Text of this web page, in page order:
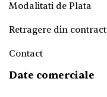
Modalitati de Plata
Retragere din contract
Contact
Date comerciale